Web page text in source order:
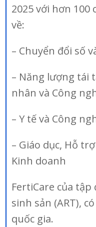
2025 với hơn 100
về:
– Chuyển đổi số
– Năng lượng tái
nhân và Công
– Y tế và Công
– Giáo dục, Hỗ
Kinh doanh
FertiCare của tập
sinh sản (ART),
quốc gia.